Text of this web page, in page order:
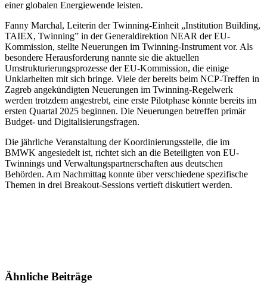
einer globalen Energiewende leisten.
Fanny Marchal, Leiterin der Twinning-Einheit „Institution Building,
TAIEX, Twinning” in der Generaldirektion NEAR der EU-
Kommission, stellte Neuerungen im Twinning-Instrument vor. Als
besondere Herausforderung nannte sie die aktuellen
Umstrukturierungsprozesse der EU-Kommission, die einige
Unklarheiten mit sich bringe. Viele der bereits beim NCP-Treffen in
Zagreb angekündigten Neuerungen im Twinning-Regelwerk
werden trotzdem angestrebt, eine erste Pilotphase könnte bereits im
ersten Quartal 2025 beginnen. Die Neuerungen betreffen primär
Budget- und Digitalisierungsfragen.
Die jährliche Veranstaltung der Koordinierungsstelle, die im
BMWK angesiedelt ist, richtet sich an die Beteiligten von EU-
Twinnings und Verwaltungspartnerschaften aus deutschen
Behörden. Am Nachmittag konnte über verschiedene spezifische
Themen in drei Breakout-Sessions vertieft diskutiert werden.
Ähnliche Beiträge